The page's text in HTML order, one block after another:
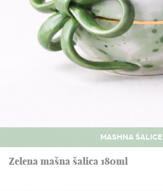
MASHNA ŠALICE
Zelena mašna šalica 180ml